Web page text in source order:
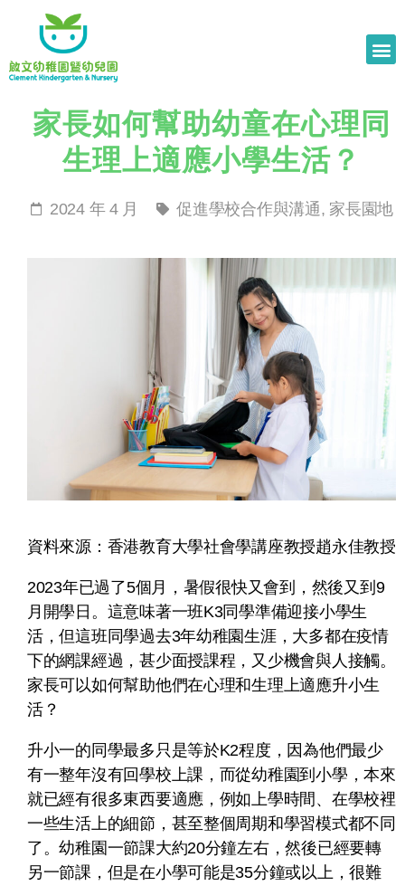
家長如何幫助幼童在心理同
生理上適應小學生活？
2024 年 4 月 促進學校合作與溝通, 家長園地
資料來源：香港教育大學社會學講座教授趙永佳教授
2023年已過了5個月，暑假很快又會到，然後又到9
月開學日。這意味著一班K3同學準備迎接小學生
活，但這班同學過去3年幼稚園生涯，大多都在疫情
下的網課經過，甚少面授課程，又少機會與人接觸。
家長可以如何幫助他們在心理和生理上適應升小生
活？
升小一的同學最多只是等於K2程度，因為他們最少
有一整年沒有回學校上課，而從幼稚園到小學，本來
就已經有很多東西要適應，例如上學時間、在學校裡
一些生活上的細節，甚至整個周期和學習模式都不同
了。幼稚園一節課大約20分鐘左右，然後已經要轉
另一節課，但是在小學可能是35分鐘或以上，很難